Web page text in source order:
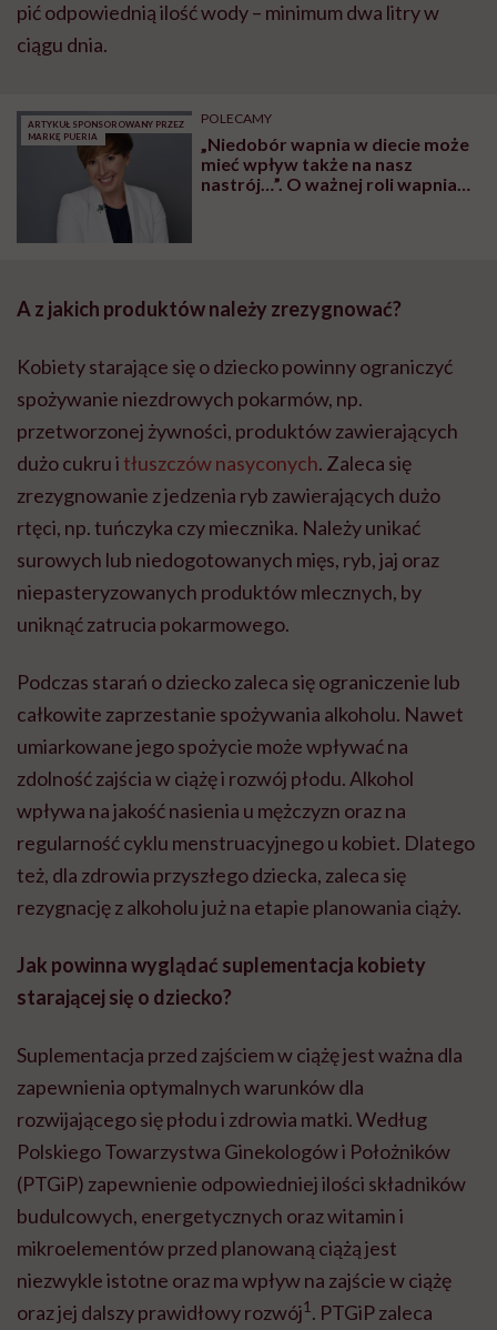
pić odpowiednią ilość wody – minimum dwa litry w
ciągu dnia.
ARTYKUŁ SPONSOROWANY PRZEZ
MARKĘ PUERIA
POLECAMY
„Niedobór wapnia w diecie może
mieć wpływ także na nasz
nastrój…”. O ważnej roli wapnia
A z jakich produktów należy zrezygnować?
Kobiety starające się o dziecko powinnyograniczyć
spożywanie niezdrowych pokarmów, np.
przetworzonej żywności, produktów zawierających
dużo cukru itłuszczów nasyconych. Zaleca się
zrezygnowanie z jedzenia ryb zawierających dużo
rtęci, np. tuńczyka czy miecznika. Należy unikać
surowych lub niedogotowanych mięs, ryb, jaj oraz
niepasteryzowanych produktów mlecznych, by
uniknąć zatrucia pokarmowego.
Podczas starań o dziecko zaleca się ograniczenie lub
całkowite zaprzestanie spożywania alkoholu. Nawet
umiarkowane jego spożycie może wpływać na
zdolność zajścia w ciążę i rozwój płodu. Alkohol
wpływa na jakość nasienia u mężczyzn oraz na
regularność cyklu menstruacyjnego u kobiet. Dlatego
też, dla zdrowia przyszłego dziecka, zaleca się
rezygnację z alkoholu już na etapie planowania ciąży.
Jak powinna wyglądać suplementacja kobiety
starającej się o dziecko?
Suplementacja przed zajściem w ciążę jest ważna dla
zapewnienia optymalnych warunków dla
rozwijającego się płodu i zdrowia matki. Według
Polskiego Towarzystwa Ginekologów i Położników
(PTGiP) zapewnienie odpowiedniej ilości składników
budulcowych, energetycznych oraz witamin i
mikroelementów przed planowaną ciążą jest
niezwykle istotne oraz ma wpływ na zajście w ciążę
oraz jej dalszy prawidłowy rozwój1 . PTGiP zaleca